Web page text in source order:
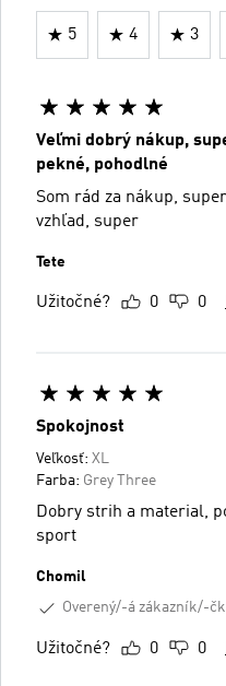
5 4 3
Veľmi dobrý nákup,
pekné, pohodlné
Som rád za nákup,
vzhľad, super
Tete
Užitočné? 0 0
Spokojnost
Veľkosť: XL
Farba: Grey Three
Dobry strih a material,
sport
Chomil
Overený/-á zákazník/-
Užitočné? 0 0